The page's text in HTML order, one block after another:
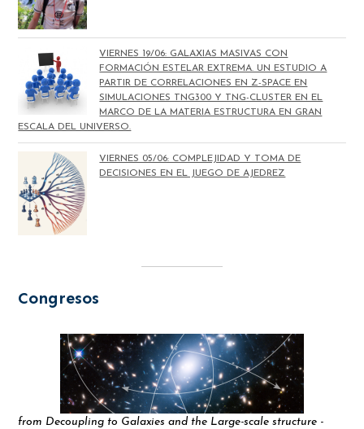
VIERNES 19/06: GALAXIAS MASIVAS CON
FORMACIÓN ESTELAR EXTREMA. UN ESTUDIO A
PARTIR DE CORRELACIONES EN Z-SPACE EN
SIMULACIONES TNG300 Y TNG-CLUSTER EN EL
MARCO DE LA MATERIA ESTRUCTURA EN GRAN
ESCALA DEL UNIVERSO.
VIERNES 05/06: COMPLEJIDAD Y TOMA DE
DECISIONES EN EL JUEGO DE AJEDREZ
Congresos
from Decoupling to Galaxies and the Large-scale structure -